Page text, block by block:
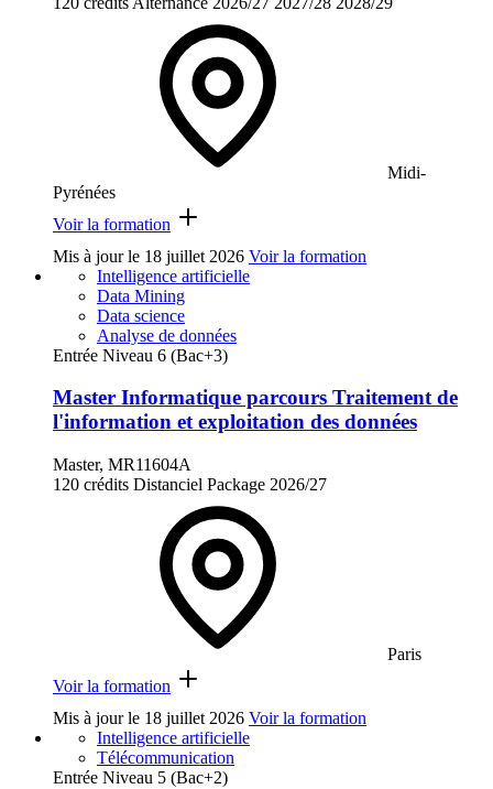
Midi-
Pyrénées
Voir la formation
Mis à jour le 18 juillet 2026 Voir la formation
Intelligence artificielle
Data Mining
Data science
Analyse de données
Entrée Niveau 6 (Bac+3)
Master Informatique parcours Traitement de
l'information et exploitation des données
Master, MR11604A
120 crédits Distanciel Package 2026/27
Paris
Voir la formation
Mis à jour le 18 juillet 2026 Voir la formation
Intelligence artificielle
Télécommunication
Entrée Niveau 5 (Bac+2)